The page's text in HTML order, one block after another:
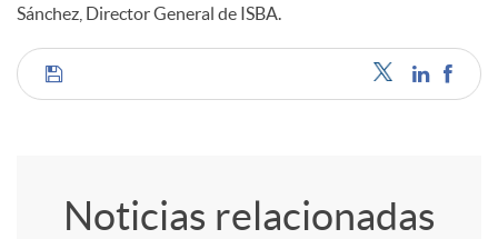
Sánchez, Director General de ISBA.
C
Noticias relacionadas